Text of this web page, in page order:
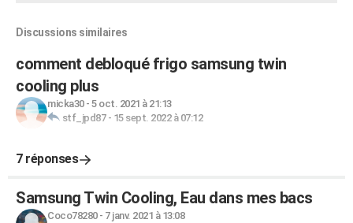
Discussions similaires
comment debloqué frigo samsung twin
cooling plus
micka30- 5 oct. 2021 à 21:13
stf_jpd87- 15 sept. 2022 à 07:12
7 réponses
Samsung Twin Cooling, Eau dans mes bacs
Coco78280- 7 janv. 2021 à 13:08